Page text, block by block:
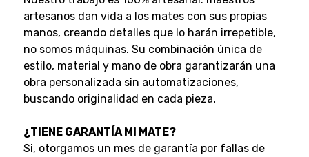
artesanos dan vida a los mates con sus propias
manos, creando detalles que lo harán irrepetible,
no somos máquinas. Su combinación única de
estilo, material y mano de obra garantizarán una
obra personalizada sin automatizaciones,
buscando originalidad en cada pieza.
¿TIENE GARANTÍA MI MATE?
Si, otorgamos un mes de garantía por fallas de